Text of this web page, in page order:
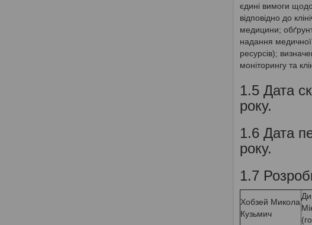
єдині вимоги щодо
відповідно до
медицини;
надання
ресурсів);
моніторингу та
1.5 Дата
року.
1.6 Дата
року.
1.7
Хобзей Микола
Кузьмич